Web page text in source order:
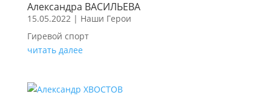
Александра ВАСИЛЬЕВА
15.05.2022| Наши Герои
Гиревой спорт
читать далее